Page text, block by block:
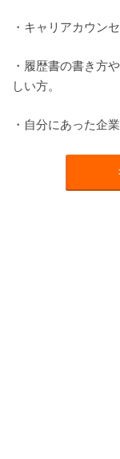
・キャリアカウン
・履歴書の書き方
しい方。
・自分にあった企